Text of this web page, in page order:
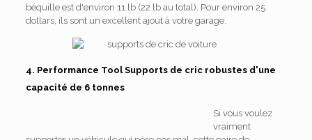
béquille est d'environ 11 lb (22 lb au total). Pour environ 25
dollars, ils sont un excellent ajout à votre garage.
4. Performance Tool Supports de cric robustes d'une
capacité de 6 tonnes
Si vous voulez
vraiment